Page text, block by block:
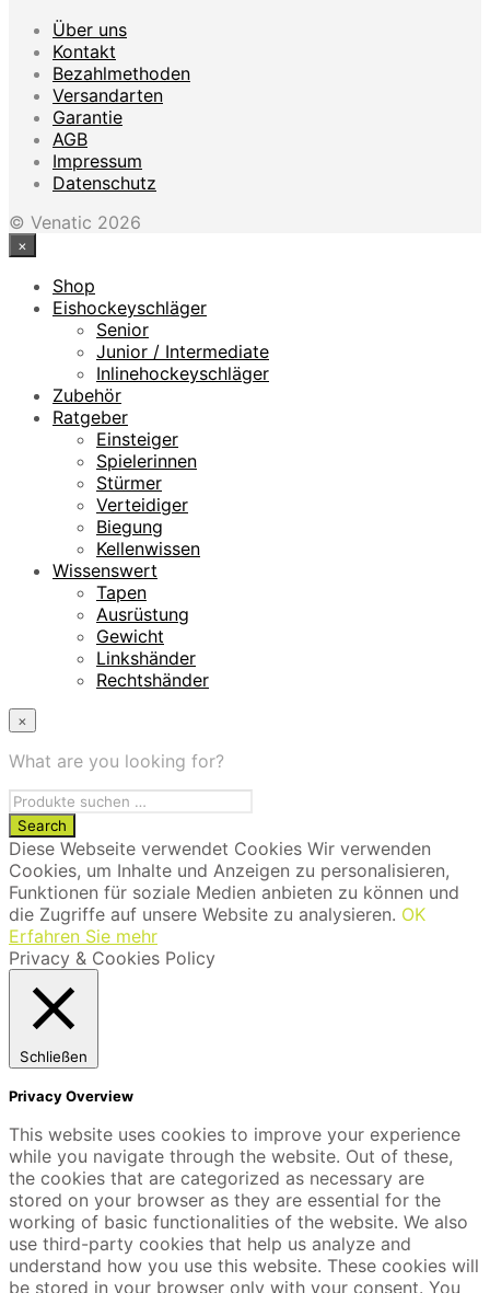
Über uns
Kontakt
Bezahlmethoden
Versandarten
Garantie
AGB
Impressum
Datenschutz
© Venatic 2026
×
Shop
Eishockeyschläger
Senior
Junior / Intermediate
Inlinehockeyschläger
Zubehör
Ratgeber
Einsteiger
Spielerinnen
Stürmer
Verteidiger
Biegung
Kellenwissen
Wissenswert
Tapen
Ausrüstung
Gewicht
Linkshänder
Rechtshänder
×
What are you looking for?
Diese Webseite verwendet Cookies Wir verwenden
Cookies, um Inhalte und Anzeigen zu personalisieren,
Funktionen für soziale Medien anbieten zu können und
die Zugriffe auf unsere Website zu analysieren. OK
Erfahren Sie mehr
Privacy & Cookies Policy
Schließen
Privacy Overview
This website uses cookies to improve your experience
while you navigate through the website. Out of these,
the cookies that are categorized as necessary are
stored on your browser as they are essential for the
working of basic functionalities of the website. We also
use third-party cookies that help us analyze and
understand how you use this website. These cookies will
be stored in your browser only with your consent. You